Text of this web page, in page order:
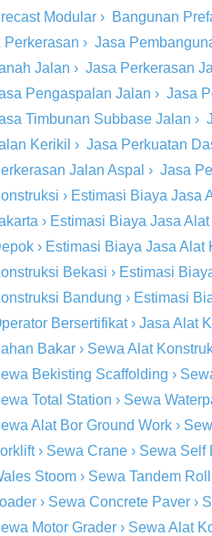
Modular › Bangunan
Perkerasan › Jasa
Jalan › Jasa Perkerasan
Pengaspalan Jalan › Jasa
Timbunan Subbase Jalan ›
Kerikil › Jasa Perkuatan
Jalan Aspal › Jasa
› Estimasi Biaya Jasa
› Estimasi Biaya Jasa
› Estimasi Biaya Jasa Alat
Bekasi › Estimasi
Bandung › Estimasi
Bersertifikat› Jasa Alat
Bakar › Sewa Alat
Bekisting Scaffolding ›
Total Station › Sewa
Alat Bor Ground Work ›
› Sewa Crane › Sewa Self
Stoom › Sewa Tandem
› Sewa Concrete Paver ›
Motor Grader › Sewa Alat